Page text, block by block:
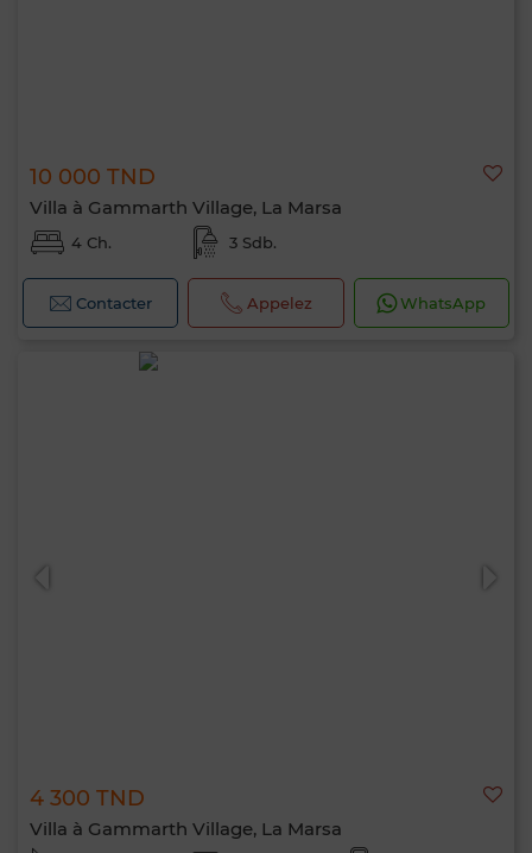
10 000 TND
Villa à Gammarth Village, La Marsa
4 Ch. 3 Sdb.
Contacter Appelez WhatsApp
4 300 TND
Villa à Gammarth Village, La Marsa